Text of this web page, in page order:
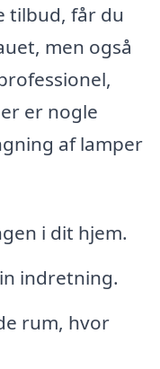
tilbud, får du
men også
er nogle
af lamper
i dit hjem.
indretning.
rum, hvor